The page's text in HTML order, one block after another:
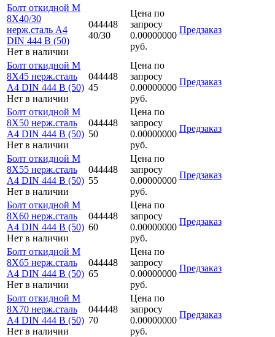
Болт откидной M
8Х40/30
нерж.сталь A4
DIN 444 B (50)
Нет в наличии
044448
40/30
Цена по
запросу
0.00000000
руб.
Предзаказ
Болт откидной M
8Х45 нерж.сталь
A4 DIN 444 B (50)
Нет в наличии
044448
45
Цена по
запросу
0.00000000
руб.
Предзаказ
Болт откидной M
8Х50 нерж.сталь
A4 DIN 444 B (50)
Нет в наличии
044448
50
Цена по
запросу
0.00000000
руб.
Предзаказ
Болт откидной M
8Х55 нерж.сталь
A4 DIN 444 B (50)
Нет в наличии
044448
55
Цена по
запросу
0.00000000
руб.
Предзаказ
Болт откидной M
8Х60 нерж.сталь
A4 DIN 444 B (50)
Нет в наличии
044448
60
Цена по
запросу
0.00000000
руб.
Предзаказ
Болт откидной M
8Х65 нерж.сталь
A4 DIN 444 B (50)
Нет в наличии
044448
65
Цена по
запросу
0.00000000
руб.
Предзаказ
Болт откидной M
8Х70 нерж.сталь
A4 DIN 444 B (50)
Нет в наличии
044448
70
Цена по
запросу
0.00000000
руб.
Предзаказ